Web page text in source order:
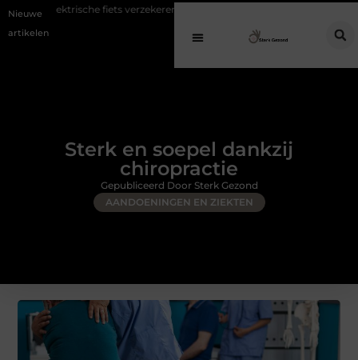
Nieuwe
artikelen
fiets verzekeren: voorkom hoge kosten bij diefstal en schade
Sterk en soepel dankzij
chiropractie
AANDOENINGEN EN ZIEKTEN
Gepubliceerd Door Sterk Gezond